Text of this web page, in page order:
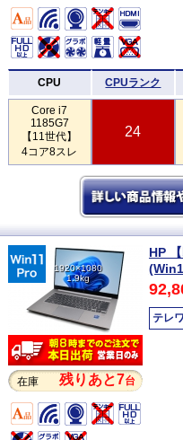
CPU CPUランク
Core i7
1185G7
【11世代】
4コア8スレ
24
1920×1080
1.9kg
在庫 残りあと7台
HP
テレ